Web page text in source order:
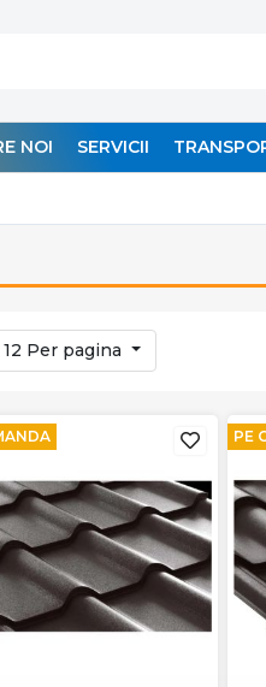
NOI SERVICII
12 Per pagina
PE